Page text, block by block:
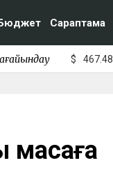
Сараптама
$ 467.48
масаға